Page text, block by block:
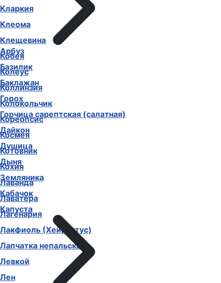
Кларкия
Клеома
Клещевина
Кобея
Колеус
Коллинзия
Колокольчик
Кореопсис
Космея
Котовник
Кохия
Лаванда
Лаватера
Лагенария
Лакфиоль (Хейрантус)
Лапчатка непальская
Левкой
Лен
Арбуз
Базилик
Баклажан
Горох
Горчица сарептская (салатная)
Дайкон
Душица
Дыня
Земляника
Кабачок
Капуста